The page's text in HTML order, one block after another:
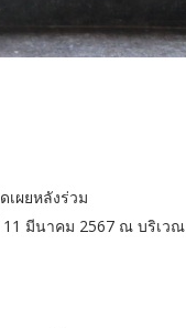
ผยหลังร่วม
11 มีนาคม 2567 ณ บริเวณ